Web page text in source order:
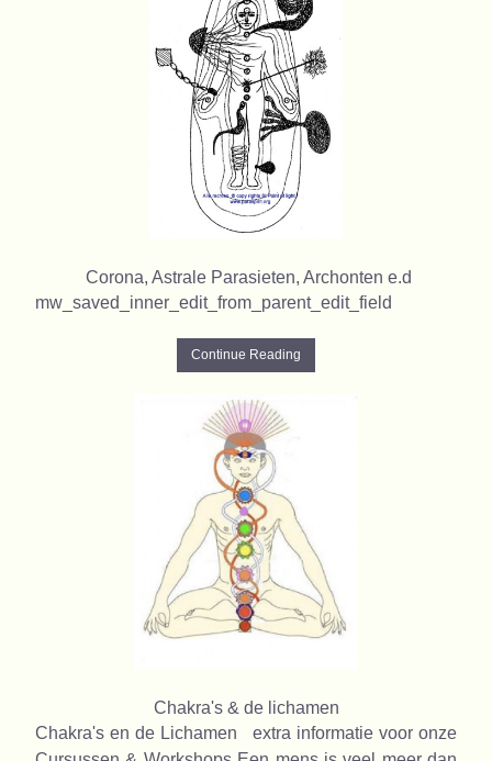
Corona, Astrale Parasieten, Archonten e.d
mw_saved_inner_edit_from_parent_edit_field
Continue Reading
Chakra's & de lichamen
Chakra's en de Lichamen extra informatie voor onze